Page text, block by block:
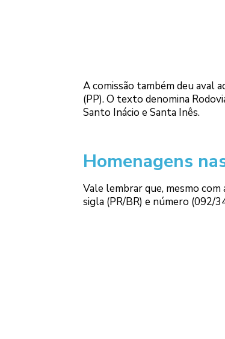
A comissão também deu aval
(PP). O texto denomina
Santo Inácio e Santa Inês.
Homenagens
Vale lembrar que, mesmo
sigla (PR/BR) e número (092/